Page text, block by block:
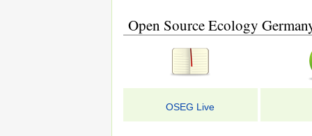
Open Source Ecology
OSEG Live